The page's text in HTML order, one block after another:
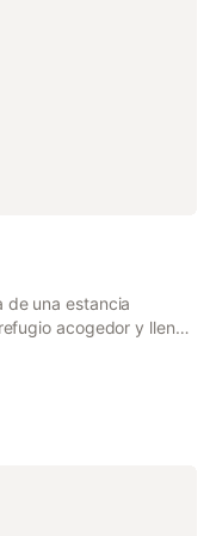
de una estancia
acogedor y lleno
entre comodidad y
modernas
parejas o grupos que
ropa de cama,
Baños: Dos baños